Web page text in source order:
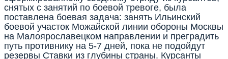
снятых с занятий по боевой тревоге, была
поставлена боевая задача: занять Ильинский
боевой участок Можайской линии обороны Москвы
на Малоярославецком направлении и преградить
путь противнику на 5-7 дней, пока не подойдут
резервы Ставки из глубины страны. Курсанты